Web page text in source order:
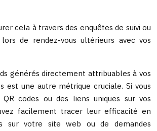
cela à travers des enquêtes de suivi ou
de rendez-vous ultérieurs avec vos
générés directement attribuables à vos
est une autre métrique cruciale. Si vous
codes ou des liens uniques sur vos
facilement tracer leur efficacité en
sur votre site web ou de demandes